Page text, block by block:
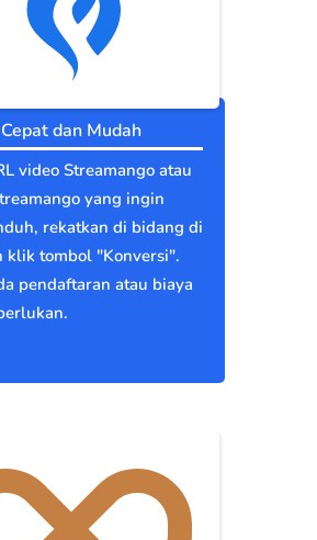
Cepat dan Mudah
video Streamango atau
yang ingin
rekatkan di bidang di
klik tombol "Konversi".
pendaftaran atau biaya